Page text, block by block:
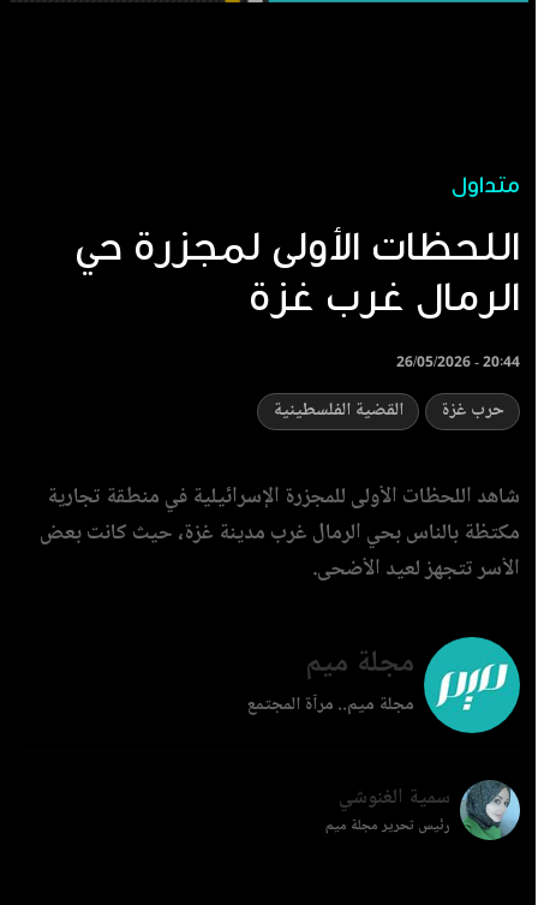
متداول
اللحظات الأولى لمجزرة حي
الرمال غرب غزة
26/05/2026 - 20:44
حرب غزة القضية الفلسطينية
شاهد اللحظات الأولى للمجزرة الإسرائيلية في منطقة تجارية
مكتظة بالناس بحي الرمال غرب مدينة غزة، حيث كانت بعض
الأسر تتجهز لعيد الأضحى.
مجلة ميم
مجلة ميم.. مرآة المجتمع
سمية الغنوشي
رئيس تحرير مجلة ميم